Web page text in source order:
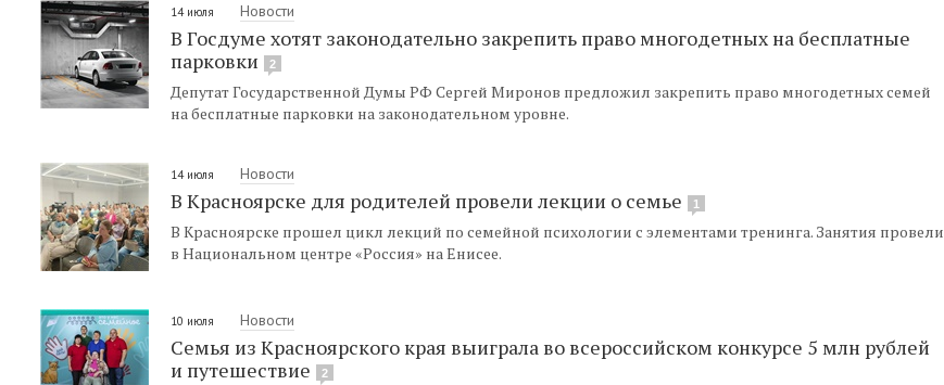
14 июля Новости
В Госдуме хотят законодательно закрепить право многодетных на бесплатные
парковки
2
Депутат Государственной Думы РФ Сергей Миронов предложил закрепить право многодетных семей
на бесплатные парковки на законодательном уровне.
14 июля Новости
В Красноярске для родителей провели лекции о семье 1
В Красноярске прошел цикл лекций по семейной психологии с элементами тренинга. Занятия провели
в Национальном центре «Россия» на Енисее.
10 июля Новости
Семья из Красноярского края выиграла во всероссийском конкурсе 5 млн рублей
и путешествие
2